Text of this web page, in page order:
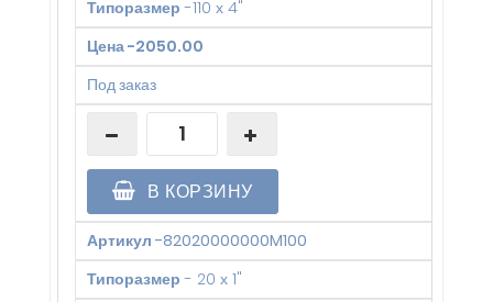
Типоразмер -110 х 4"
Цена-2050.00
Под заказ
В КОРЗИНУ
Артикул -82020000000M100
Типоразмер - 20 х 1"